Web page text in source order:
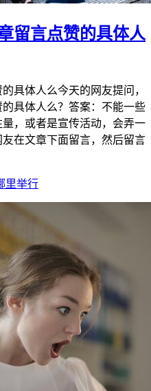
留言点赞的具体人
具体人么今天的网友提问，
具体人么？答案：不能一些
，或者是宣传活动，会弄一
在文章下面留言，然后留言
里举行